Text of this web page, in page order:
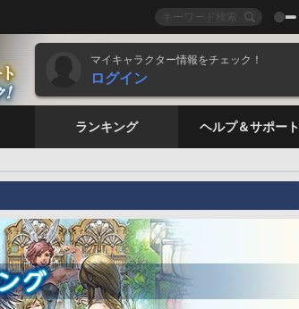
マイキャラクター情報をチェック！
ログイン
ランキング ヘルプ＆サポート